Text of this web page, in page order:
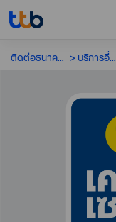
ติดต่อธนาคาร บริการอื่น ๆ